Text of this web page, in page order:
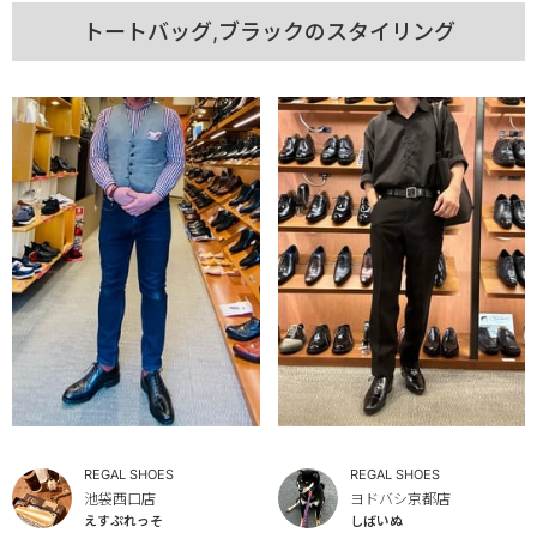
トートバッグ,ブラックのスタイリング
REGAL SHOES
池袋西口店
えすぷれっそ
REGAL SHOES
ヨドバシ京都店
しばいぬ